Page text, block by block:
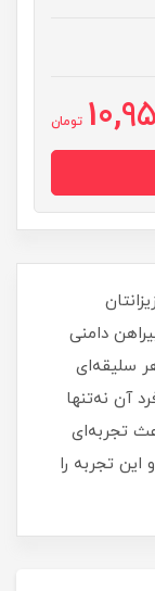
تومان
دامنی
سلیقه‌ای
آن نه‌تنها
تجربه‌ای
تجربه را